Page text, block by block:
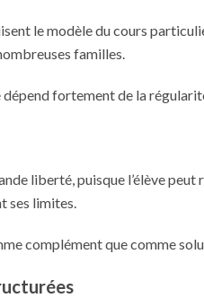
le modèle du cours
familles.
fortement de la
liberté, puisque l’élève
ses limites.
complément que comme